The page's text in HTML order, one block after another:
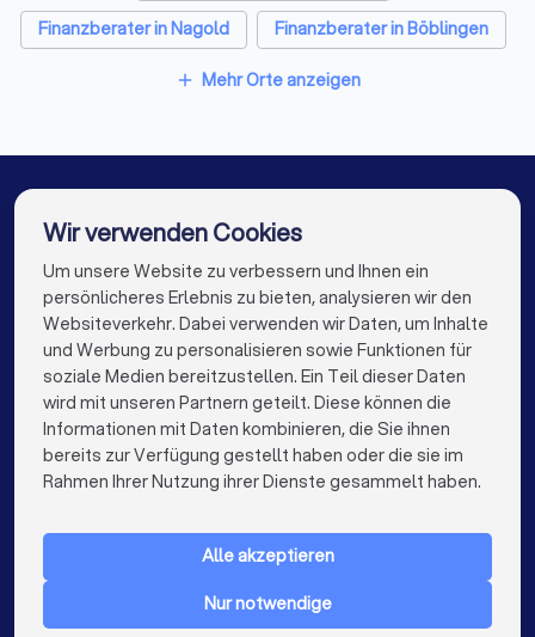
Finanzberater in Nagold
Finanzberater in Böblingen
Finanzberater in Sindelfingen
Finanzberater in Holzgerlingen
Finanzberater in Berlin
Finanzberater in Hamburg
Finanzberater in München
Finanzberater in Köln
Finanzberater in Frankfurt am Main
Finanzberater in Stuttgart
Finanzberater in Düsseldorf
Finanzberater in Bremen
Finanzberater in Nürnberg
Finanzberater in Dresden
add Mehr Orte anzeigen
Die besten Finanzberater für Sie
info@trustlocal.de
FÜR PRIVATPERSONEN
Wir verwenden Cookies
Um unsere Website zu verbessern und Ihnen ein
persönlicheres Erlebnis zu bieten, analysieren wir den
Websiteverkehr. Dabei verwenden wir Daten, um Inhalte
und Werbung zu personalisieren sowie Funktionen für
soziale Medien bereitzustellen. Ein Teil dieser Daten
wird mit unseren Partnern geteilt. Diese können die
Informationen mit Daten kombinieren, die Sie ihnen
bereits zur Verfügung gestellt haben oder die sie im
Rahmen Ihrer Nutzung ihrer Dienste gesammelt haben.
Alle akzeptieren
Nur notwendige